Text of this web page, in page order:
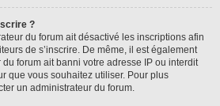
?
du forum ait désactivé les inscriptions afin
de s’inscrire. De même, il est également
forum ait banni votre adresse IP ou interdit
que vous souhaitez utiliser. Pour plus
un administrateur du forum.